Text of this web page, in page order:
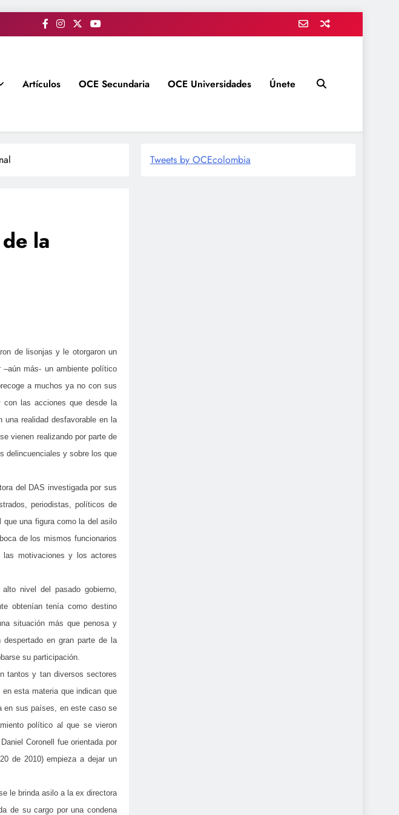
Artículos OCE Secundaria OCE Universidades Únete
la
de lisonjas y le otorgaron un
más- un ambiente político
a muchos ya no con sus
con las acciones que desde la
una realidad desfavorable en la
vienen realizando por parte de
delincuenciales y sobre los que
del DAS investigada por sus
periodistas, políticos de
que una figura como la del asilo
de los mismos funcionarios
las motivaciones y los actores
nivel del pasado gobierno,
obtenían tenía como destino
situación más que penosa y
en gran parte de la
su participación.
tantos y tan diversos sectores
esta materia que indican que
en sus países, en este caso se
político al que se vieron
Coronell fue orientada por
de 2010) empieza a dejar un
le brinda asilo a la ex directora
de su cargo por una condena
Tweets by OCEcolombia